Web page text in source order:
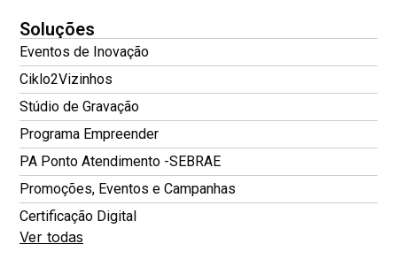
Soluções
Eventos de Inovação
Ciklo2Vizinhos
Stúdio de Gravação
Programa Empreender
PA Ponto Atendimento -SEBRAE
Promoções, Eventos e Campanhas
Certificação Digital
Ver todas